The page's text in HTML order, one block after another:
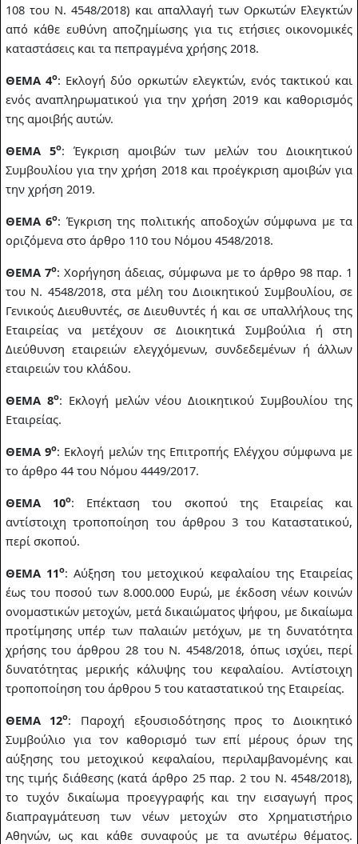
108 του Ν. 4548/2018) και απαλλαγή των Ορκωτών Ελεγκτών
από κάθε ευθύνη αποζημίωσης για τις ετήσιες οικονομικές
καταστάσεις και τα πεπραγμένα χρήσης 2018.
ΘΕΜΑ 4ο: Εκλογή δύο ορκωτών ελεγκτών, ενός τακτικού και
ενός αναπληρωματικού για την χρήση 2019 και καθορισμός
της αμοιβής αυτών.
ΘΕΜΑ 5ο: Έγκριση αμοιβών των μελών του Διοικητικού
Συμβουλίου για την χρήση 2018 και προέγκριση αμοιβών για
την χρήση 2019.
ΘΕΜΑ 6ο: Έγκριση της πολιτικής αποδοχών σύμφωνα με τα
οριζόμενα στο άρθρο 110 του Νόμου 4548/2018.
ΘΕΜΑ 7ο: Χορήγηση άδειας, σύμφωνα με το άρθρο98 παρ. 1
του Ν. 4548/2018, στα μέλη του Διοικητικού Συμβουλίου, σε
Γενικούς Διευθυντές, σε Διευθυντές ή και σε υπαλλήλους της
Εταιρείας να μετέχουν σε Διοικητικά Συμβούλια ή στη
Διεύθυνση εταιρειών ελεγχόμενων, συνδεδεμένων ή άλλων
εταιρειών του κλάδου.
ΘΕΜΑ 8ο: Εκλογή μελών νέου Διοικητικού Συμβουλίου της
Εταιρείας.
ΘΕΜΑ 9ο: Εκλογή μελών της Επιτροπής Ελέγχου σύμφωνα με
το άρθρο 44 του Νόμου 4449/2017.
ΘΕΜΑ 10ο: Επέκταση του σκοπού της Εταιρείας και
αντίστοιχη τροποποίηση του άρθρου 3 του Καταστατικού,
περί σκοπού.
ΘΕΜΑ 11ο: Αύξηση του μετοχικού κεφαλαίου της Εταιρείας
έως του ποσού των 8.000.000 Ευρώ, με έκδοση νέων κοινών
ονομαστικών μετοχών, μετά δικαιώματος ψήφου, με δικαίωμα
προτίμησης υπέρ των παλαιών μετόχων, με τη δυνατότητα
χρήσης του άρθρου 28 του Ν. 4548/2018, όπως ισχύει, περί
δυνατότητας μερικής κάλυψης του κεφαλαίου. Αντίστοιχη
τροποποίηση του άρθρου 5 του καταστατικού της Εταιρείας.
ΘΕΜΑ 12ο: Παροχή εξουσιοδότησης προς το Διοικητικό
Συμβούλιο για τον καθορισμό των επί μέρους όρων της
αύξησης του μετοχικού κεφαλαίου, περιλαμβανομένης και
της τιμής διάθεσης (κατά άρθρο 25 παρ. 2 του Ν. 4548/2018),
το τυχόν δικαίωμα προεγγραφής και την εισαγωγή προς
διαπραγμάτευση των νέων μετοχών στο Χρηματιστήριο
Αθηνών, ως και κάθε συναφούς με τα ανωτέρω θέματος.